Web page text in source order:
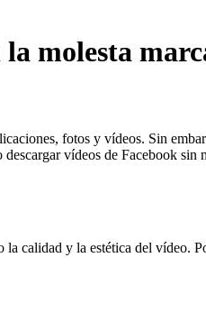
molesta
fotos y vídeos. Sin
vídeos de Facebook sin
calidad y la estética del vídeo.